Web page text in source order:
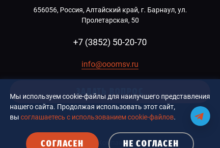
656056, Россия, Алтайский край, г. Барнаул, ул.
Пролетарская, 50
+7 (3852) 50-20-70
info@ooomsv.ru
ЗАДАТЬ ВОПРОС
© 2026 Компания MCB
Мы используем cookie-файлы для наилучшего представления
нашего сайта. Продолжая использовать этот сайт,
вы соглашаетесь с использованием cookie-файлов.
СОГЛАСЕН НЕ СОГЛАСЕН